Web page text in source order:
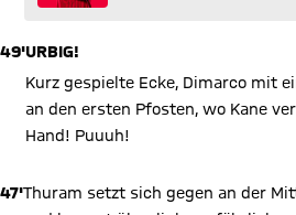
49'URBIG!
Kurz gespielte Ecke, Dimarco mit
an den ersten Pfosten, wo Kane
Hand! Puuuh!
47'Thuram setzt sich gegen an der